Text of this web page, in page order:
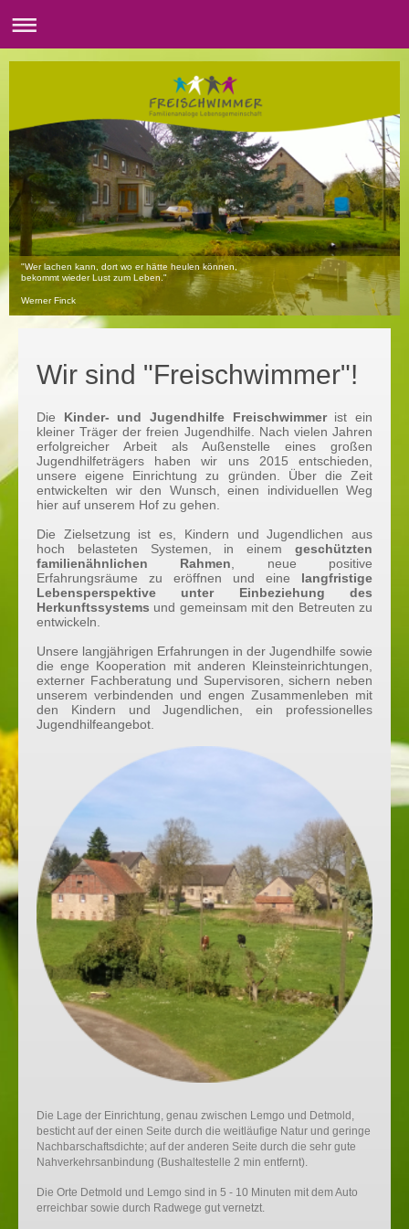
"Wer lachen kann, dort wo er hätte heulen können,
bekommt wieder Lust zum Leben."
Werner Finck
Wir sind "Freischwimmer"!
Die Kinder- und Jugendhilfe Freischwimmer ist ein
kleiner Träger der freien Jugendhilfe. Nach vielen Jahren
erfolgreicher Arbeit als Außenstelle eines großen
Jugendhilfeträgers haben wir uns 2015 entschieden,
unsere eigene Einrichtung zu gründen. Über die Zeit
entwickelten wir den Wunsch, einen individuellen Weg
hier auf unserem Hof zu gehen.
Die Zielsetzung ist es, Kindern und Jugendlichen aus
hoch belasteten Systemen, in einem geschützten
familienähnlichen Rahmen, neue positive
Erfahrungsräume zu eröffnen und eine langfristige
Lebensperspektive unter Einbeziehung des
Herkunftssystems und gemeinsam mit den Betreuten zu
entwickeln.
Unsere langjährigen Erfahrungen in der Jugendhilfe sowie
die enge Kooperation mit anderen Kleinsteinrichtungen,
externer Fachberatung und Supervisoren, sichern neben
unserem verbindenden und engen Zusammenleben mit
den Kindern und Jugendlichen, ein professionelles
Jugendhilfeangebot.
Die Lage der Einrichtung, genau zwischen Lemgo und Detmold,
besticht auf der einen Seite durch die weitläufige Natur und geringe
Nachbarschaftsdichte; auf der anderen Seite durch die sehr gute
Nahverkehrsanbindung (Bushaltestelle 2 min entfernt).
Die Orte Detmold und Lemgo sind in 5 - 10 Minuten mit dem Auto
erreichbar sowie durch Radwege gut vernetzt.